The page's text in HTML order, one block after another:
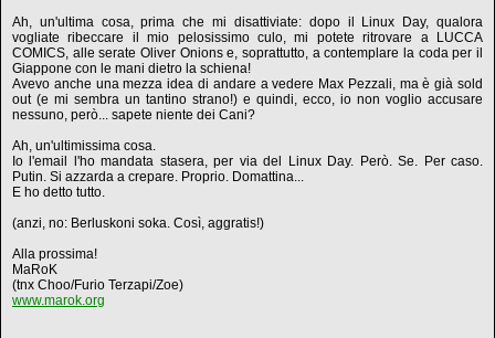
Ah, un'ultima cosa, prima che mi disattiviate: dopo il Linux Day, qualora
vogliate ribeccare il mio pelosissimo culo, mi potete ritrovare a LUCCA
COMICS, alle serate Oliver Onions e, soprattutto, a contemplare la coda per il
Giappone con le mani dietro la schiena!
Avevo anche una mezza idea di andare a vedere Max Pezzali, ma è già sold
out (e mi sembra un tantino strano!) e quindi, ecco, io non voglio accusare
nessuno, però... sapete niente dei Cani?
Ah, un'ultimissima cosa.
Io l'email l'ho mandata stasera, per via del Linux Day. Però. Se. Per caso.
Putin. Si azzarda a crepare. Proprio. Domattina...
E ho detto tutto.
(anzi, no: Berluskoni soka. Così, aggratis!)
Alla prossima!
MaRoK
(tnx Choo/Furio Terzapi/Zoe)
www.marok.org